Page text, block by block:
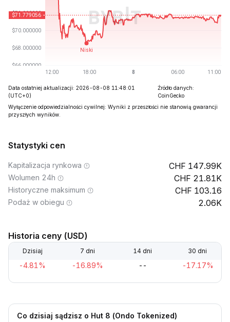
Data ostatniej aktualizacji: 2026-08-08 11:48:01
(UTC+0)
Źródło danych:
CoinGecko
Wyłączenie odpowiedzialności cywilnej: Wyniki z przeszłości nie stanowią gwarancji
przyszłych wyników.
Statystyki cen
Kapitalizacja rynkowa 147.99K
Wolumen 24h 21.81K
Historyczne maksimum 103.16
Podaż w obiegu 2.06K
Historia ceny (USD)
Dzisiaj 7 dni 14 dni 30 dni
-4.81% -16.89% -- -17.17%
Co dzisiaj sądzisz o Hut 8 (Ondo Tokenized)